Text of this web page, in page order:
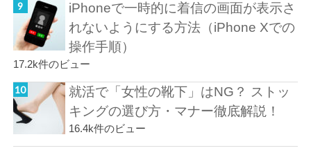
iPhoneで一時的に着信の画面が表示さ
れないようにする方法（iPhone Xでの
操作手順）
17.2k件のビュー
就活で「女性の靴下」はNG？ ストッ
キングの選び方・マナー徹底解説！
16.4k件のビュー